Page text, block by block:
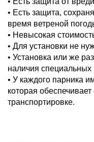
• Есть защита,
время ветреной
• Невысокая
• Для установки не
• Установка или же
наличия специальных
• У каждого парника
которая
транспортировке.